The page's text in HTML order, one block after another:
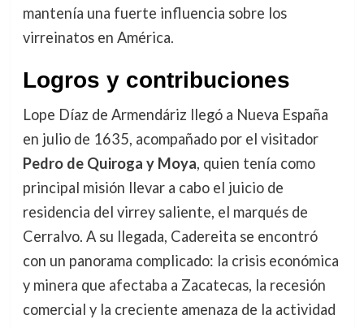
mantenía una fuerte influencia sobre los
virreinatos en América.
Logros y contribuciones
Lope Díaz de Armendáriz llegó a Nueva España
en julio de 1635, acompañado por el visitador
Pedro de Quiroga y Moya, quien tenía como
principal misión llevar a cabo el juicio de
residencia del virrey saliente, el marqués de
Cerralvo. A su llegada, Cadereita se encontró
con un panorama complicado: la crisis económica
y minera que afectaba a Zacatecas, la recesión
comercial y la creciente amenaza de la actividad